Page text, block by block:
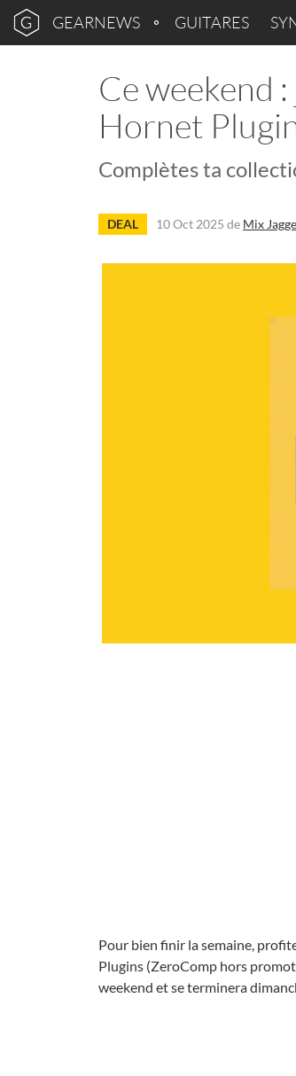
GEARNEWS GUITARES
Ce weekend
Hornet
Complètes ta
DEAL 10 Oct 2025 de Mix
Pour bien finir la semaine,
Plugins (ZeroComp hors
weekend et se terminera